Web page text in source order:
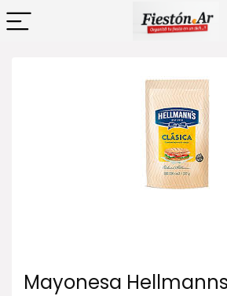
Mayonesa